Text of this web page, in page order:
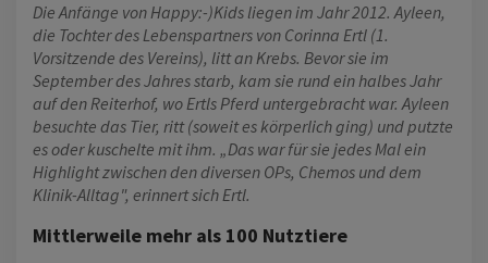
Die Anfänge von Happy:-)Kids liegen im Jahr 2012. Ayleen,
die Tochter des Lebenspartners von Corinna Ertl (1.
Vorsitzende des Vereins), litt an Krebs. Bevor sie im
September des Jahres starb, kam sie rund ein halbes Jahr
auf den Reiterhof, wo Ertls Pferd untergebracht war. Ayleen
besuchte das Tier, ritt (soweit es körperlich ging) und putzte
es oder kuschelte mit ihm. „Das war für sie jedes Mal ein
Highlight zwischen den diversen OPs, Chemos und dem
Klinik-Alltag", erinnert sich Ertl.
Mittlerweile mehr als 100 Nutztiere